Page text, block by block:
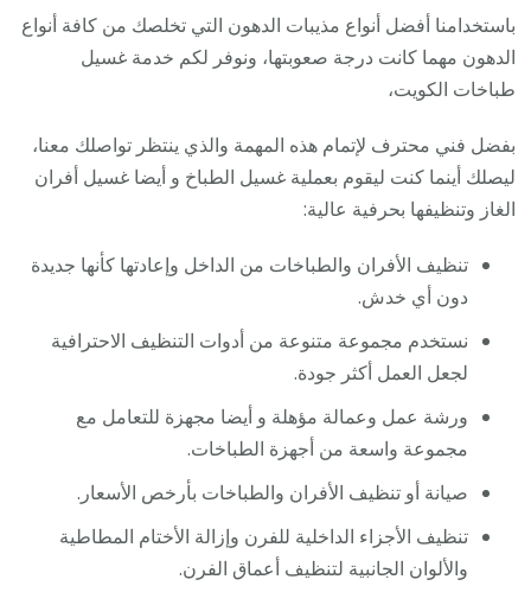
باستخدامنا أفضل أنواع مذيبات الدهون التي تخلصك من كافة أنواع
الدهون مهما كانت درجة صعوبتها، ونوفر لكم خدمة غسيل
طباخات الكويت،
بفضل فني محترف لإتمام هذه المهمة والذي ينتظر تواصلك معنا،
ليصلك أينما كنت ليقوم بعملية غسيل الطباخ و أيضا غسيل أفران
الغاز وتنظيفها بحرفية عالية:
تنظيف الأفران والطباخات من الداخل وإعادتها كأنها جديدة
دون أي خدش.
نستخدم مجموعة متنوعة من أدوات التنظيف الاحترافية
لجعل العمل أكثر جودة.
ورشة عمل وعمالة مؤهلة و أيضا مجهزة للتعامل مع
مجموعة واسعة من أجهزة الطباخات.
صيانة أو تنظيف الأفران والطباخات بأرخص الأسعار.
تنظيف الأجزاء الداخلية للفرن وإزالة الأختام المطاطية
والألوان الجانبية لتنظيف أعماق الفرن.